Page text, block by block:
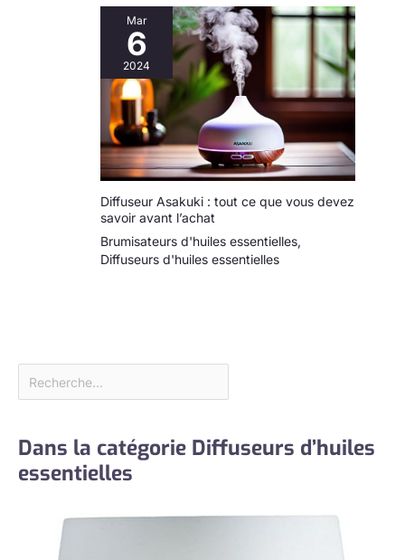
Mar
6
2024
Diffuseur Asakuki : tout ce que vous devez
savoir avant l’achat
Brumisateurs d'huiles essentielles,
Diffuseurs d'huiles essentielles
Dans la catégorie Diffuseurs d’huiles
essentielles